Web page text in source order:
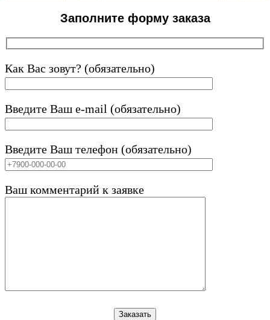
Заполните форму заказа
Как Вас зовут? (обязательно)
Введите Ваш e-mail (обязательно)
Введите Ваш телефон (обязательно)
Ваш комментарий к заявке